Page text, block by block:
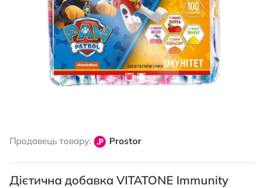
початку
зображень
Продавець товару: Prostor
Дієтична добавка VITATONE Immunity